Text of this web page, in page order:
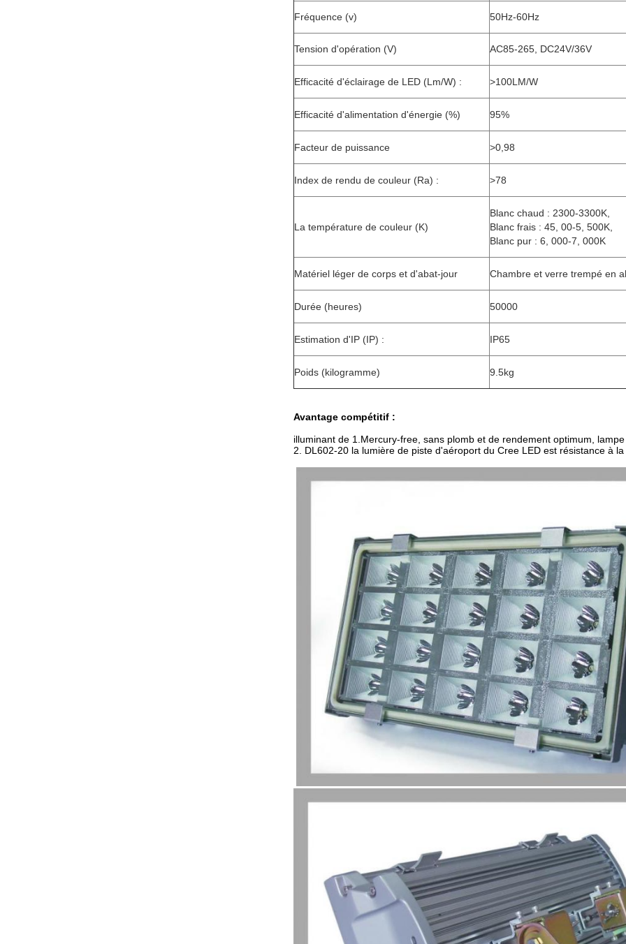
Fréquence (v) 50Hz-60Hz
Tension d'opération (V) AC85-265, DC24V/36V
Efficacité d'éclairage de LED (Lm/W) : >100LM/W
Efficacité d'alimentation d'énergie (%) 95%
Facteur de puissance >0,98
Index de rendu de couleur (Ra) : >78
La température de couleur (K)
Blanc chaud : 2300-3300K,
Blanc frais : 45, 00-5, 500K,
Blanc pur : 6, 000-7, 000K
Matériel léger de corps et d'abat-jour Chambre et verre trempé en
Durée (heures) 50000
Estimation d'IP (IP) : IP65
Poids (kilogramme) 9.5kg
Avantage compétitif :
illuminant de 1.Mercury-free, sans plomb et de rendement optimum,
2. DL602-20 la lumière de piste d'aéroport du Cree LED est résistance à